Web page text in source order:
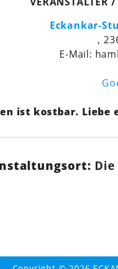
Eckankar-
,
E-Mail:
ist kostbar. Liebe